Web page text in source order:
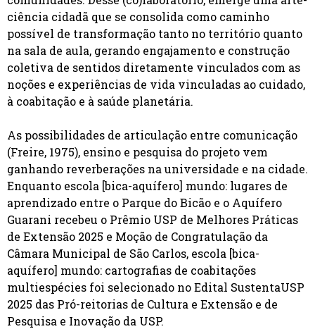
ciência cidadã que se consolida como caminho
possível de transformação tanto no território quanto
na sala de aula, gerando engajamento e construção
coletiva de sentidos diretamente vinculados com as
noções e experiências de vida vinculadas ao cuidado,
à coabitação e à saúde planetária.
As possibilidades de articulação entre comunicação
(Freire, 1975), ensino e pesquisa do projeto vem
ganhando reverberações na universidade e na cidade.
Enquanto escola [bica-aquífero] mundo: lugares de
aprendizado entre o Parque do Bicão e o Aquífero
Guarani recebeu o Prêmio USP de Melhores Práticas
de Extensão 2025 e Moção de Congratulação da
Câmara Municipal de São Carlos, escola [bica-
aquífero] mundo: cartografias de coabitações
multiespécies foi selecionado no Edital SustentaUSP
2025 das Pró-reitorias de Cultura e Extensão e de
Pesquisa e Inovação da USP.